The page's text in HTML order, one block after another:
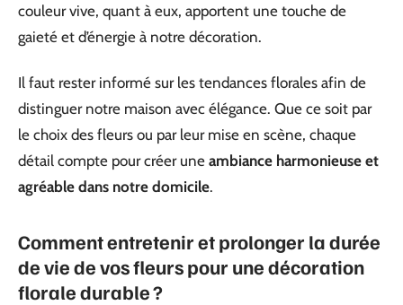
couleur vive, quant à eux, apportent une touche de
gaieté et d’énergie à notre décoration.
Il faut rester informé sur les tendances florales afin de
distinguer notre maison avec élégance. Que ce soit par
le choix des fleurs ou par leur mise en scène, chaque
détail compte pour créer une ambiance harmonieuse et
agréable dans notre domicile.
Comment entretenir et prolonger la durée
de vie de vos fleurs pour une décoration
florale durable ?